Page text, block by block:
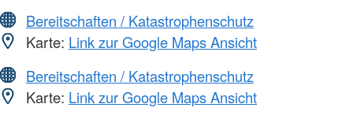
Bereitschaften / Katastrophenschutz
Karte: Link zur Google Maps Ansicht
Bereitschaften / Katastrophenschutz
Karte: Link zur Google Maps Ansicht